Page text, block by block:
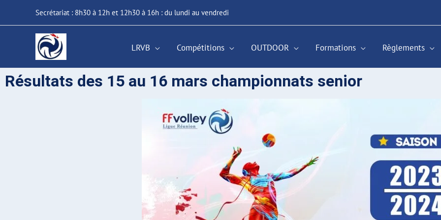
Secrétariat : 8h30 à 12h et 12h30 à 16h : du lundi au vendredi
LRVB Compétitions OUTDOOR Formations Règlements
Résultats des 15 au 16 mars championnats senior